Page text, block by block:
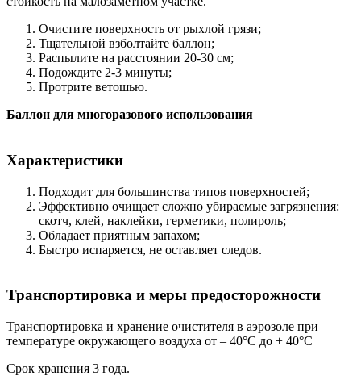
Очистите поверхность от рыхлой грязи;
Тщательной взболтайте баллон;
Распылите на расстоянии 20-30 см;
Подождите 2-3 минуты;
Протрите ветошью.
Баллон для многоразового использования
Характеристики
Подходит для большинства типов поверхностей;
Эффективно очищает сложно убираемые загрязнения:
скотч, клей, наклейки, герметики, полироль;
Обладает приятным запахом;
Быстро испаряется, не оставляет следов.
Транспортировка и меры предосторожности
Транспортировка и хранение очистителя в аэрозоле при
температуре окружающего воздуха от – 40°С до + 40°С
Срок хранения 3 года.